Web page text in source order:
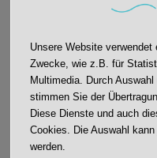
Dorothea Entgens
entgens.dorothea@jws-
oberkirch.de
Unsere Website
Zwecke, wie z.B. für
Multimedia. Durch
stimmen Sie der
Diese Dienste und auch
Cookies. Die Auswahl
werden.